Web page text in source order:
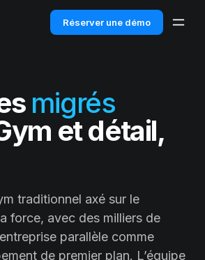
Réserver une démo
migrés
et détail,
traditionnel axé sur le
force, avec des milliers de
parallèle comme
de premier plan. L’équipe